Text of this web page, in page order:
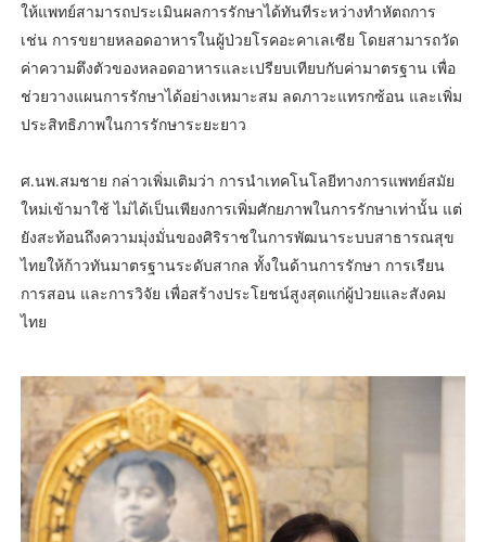
ให้แพทย์สามารถประเมินผลการรักษาได้ทันทีระหว่างทำหัตถการ
เช่น การขยายหลอดอาหารในผู้ป่วยโรคอะคาเลเซีย โดยสามารถวัด
ค่าความตึงตัวของหลอดอาหารและเปรียบเทียบกับค่ามาตรฐาน เพื่อ
ช่วยวางแผนการรักษาได้อย่างเหมาะสม ลดภาวะแทรกซ้อน และเพิ่ม
ประสิทธิภาพในการรักษาระยะยาว
ศ.นพ.สมชาย กล่าวเพิ่มเติมว่า การนำเทคโนโลยีทางการแพทย์สมัย
ใหม่เข้ามาใช้ ไม่ได้เป็นเพียงการเพิ่มศักยภาพในการรักษาเท่านั้น แต่
ยังสะท้อนถึงความมุ่งมั่นของศิริราชในการพัฒนาระบบสาธารณสุข
ไทยให้ก้าวทันมาตรฐานระดับสากล ทั้งในด้านการรักษา การเรียน
การสอน และการวิจัย เพื่อสร้างประโยชน์สูงสุดแก่ผู้ป่วยและสังคม
ไทย